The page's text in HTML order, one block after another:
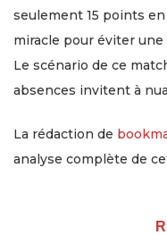
seulement 15 points
miracle pour éviter
Le scénario de ce
absences invitent à
La rédaction de
analyse complète de